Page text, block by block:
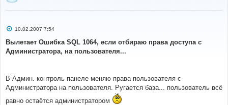
С
о
б
щ
е
10.02.2007 7:54
Вылетает Ошибка SQL 1064, если отбираю права доступа с
Администратора, на пользователя...
В Админ. контроль панеле меняю права пользователя с
Администратора на пользователя. Ругается база... пользователь всё
равно остаётся администратором